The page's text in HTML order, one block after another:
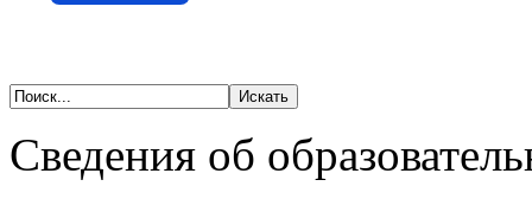
Сведения об